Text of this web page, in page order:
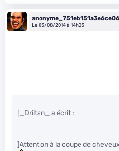
Le 05/08/2014 à 14h05
[_Driltan_ a écrit :
]Attention à la coupe de